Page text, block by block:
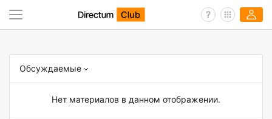
Обсуждаемые
Нет материалов в данном отображении.